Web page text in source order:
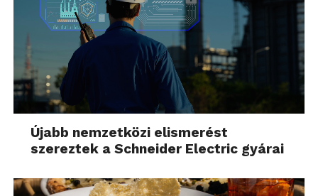
Újabb nemzetközi elismerést
szereztek a Schneider Electric gyárai